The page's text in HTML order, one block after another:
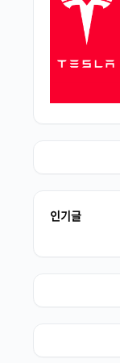
인기글